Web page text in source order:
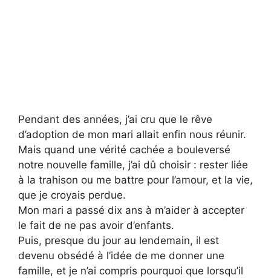
Pendant des années, j’ai cru que le rêve
d’adoption de mon mari allait enfin nous réunir.
Mais quand une vérité cachée a bouleversé
notre nouvelle famille, j’ai dû choisir : rester liée
à la trahison ou me battre pour l’amour, et la vie,
que je croyais perdue.
Mon mari a passé dix ans à m’aider à accepter
le fait de ne pas avoir d’enfants.
Puis, presque du jour au lendemain, il est
devenu obsédé à l’idée de me donner une
famille, et je n’ai compris pourquoi que lorsqu’il